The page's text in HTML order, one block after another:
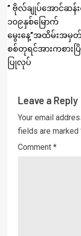
” ဗိုလ်ချုပ်အောင်ဆန်
၁၀၉နှစ်မြောက်
မွေးနေ့”အထိမ်းအမှတ်
စစ်တုရင်အားကစားပ
ပြုလုပ်
Leave a Reply
Your email
fields are marked
Comment *